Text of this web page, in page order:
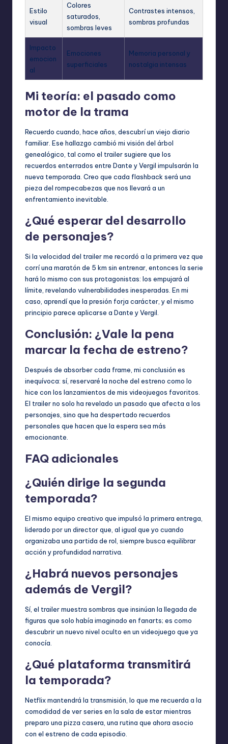
Estilo
visual
Colores
saturados,
sombras leves
Contrastes intensos,
sombras profundas
Impacto
emocion
al
Emociones
superficiales
Memoria personal y
nostalgia intensas
Mi teoría: el pasado como
motor de la trama
Recuerdo cuando, hace años, descubrí un viejo diario
familiar. Ese hallazgo cambió mi visión del árbol
genealógico, tal como el trailer sugiere que los
recuerdos enterrados entre Dante y Vergil impulsarán la
nueva temporada. Creo que cada flashback será una
pieza del rompecabezas que nos llevará a un
enfrentamiento inevitable.
¿Qué esperar del desarrollo
de personajes?
Si la velocidad del trailer me recordó a la primera vez que
corrí una maratón de 5 km sin entrenar, entonces la serie
hará lo mismo con sus protagonistas: los empujará al
límite, revelando vulnerabilidades inesperadas. En mi
caso, aprendí que la presión forja carácter, y el mismo
principio parece aplicarse a Dante y Vergil.
Conclusión: ¿Vale la pena
marcar la fecha de estreno?
Después de absorber cada frame, mi conclusión es
inequívoca: sí, reservaré la noche del estreno como lo
hice con los lanzamientos de mis videojuegos favoritos.
El trailer no solo ha revelado un pasado que afecta a los
personajes, sino que ha despertado recuerdos
personales que hacen que la espera sea más
emocionante.
FAQ adicionales
¿Quién dirige la segunda
temporada?
El mismo equipo creativo que impulsó la primera entrega,
liderado por un director que, al igual que yo cuando
organizaba una partida de rol, siempre busca equilibrar
acción y profundidad narrativa.
¿Habrá nuevos personajes
además de Vergil?
Sí, el trailer muestra sombras que insinúan la llegada de
figuras que solo había imaginado en fanarts; es como
descubrir un nuevo nivel oculto en un videojuego que ya
conocía.
¿Qué plataforma transmitirá
la temporada?
Netflix mantendrá la transmisión, lo que me recuerda a la
comodidad de ver series en la sala de estar mientras
preparo una pizza casera, una rutina que ahora asocio
con el estreno de cada episodio.